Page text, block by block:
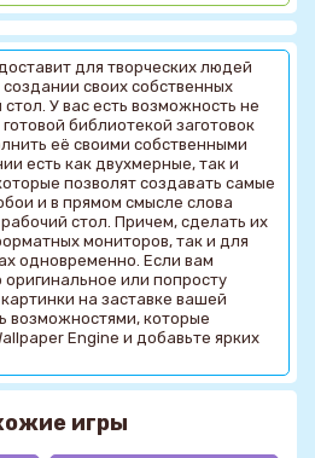
для творческих людей
своих собственных
У вас есть возможность не
библиотекой заготовок
её своими собственными
есть как двухмерные, так и
позволят создавать самые
и в прямом смысле слова
стол. Причем, сделать их
мониторов, так и для
одновременно. Если вам
оригинальное или попросту
на заставке вашей
возможностями, которые
Engine и добавьте ярких
игры